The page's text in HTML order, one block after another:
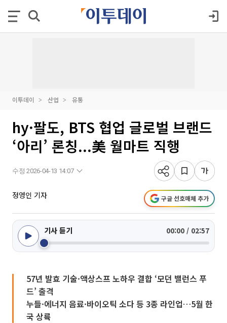
이투데이 산업 유통
hy·팔도, BTS 협업 글로벌 브랜드
‘아리’ 론칭...美 월마트 직행
수정 2026-04-13 14:07
정영인 기자 구글 선호매체 추가
기사 듣기 00:00 / 02:57
57년 발효 기술·액상스프 노하우 결합 ‘모던 밸런스 푸
드’ 출격
누들·에너지 음료·바이오틱 소다 등 3종 라인업…5월 한
국 상륙